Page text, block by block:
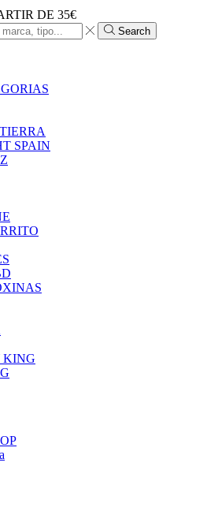
DE 35€
Search
SPAIN
KING